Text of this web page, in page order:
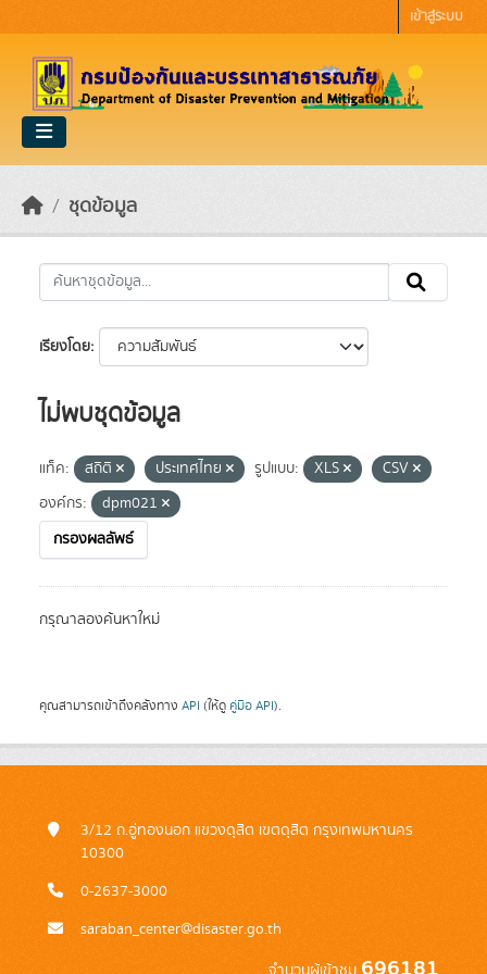
เข้าสู่ระบบ
ชุดข้อมูล
เรียงโดย
ไม่พบชุดข้อมูล
แท็ค: สถิติ ประเทศไทย รูปแบบ: XLS
CSV
องค์กร:
dpm021
กรองผลลัพธ์
กรุณาลองค้นหาใหม่
คุณสามารถเข้าถึงคลังทาง API (ให้ดู คู่มือ API).
3/12 ถ.อู่ทองนอก แขวงดุสิต เขตดุสิต กรุงเทพมหานคร
10300
0-2637-3000
saraban_center@disaster.go.th